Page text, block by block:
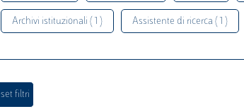
Archivi istituzionali ( 1 ) Assistente di ricerca ( 1 )